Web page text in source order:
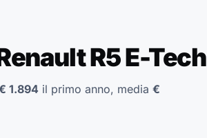
R5 E-
1.894 il primo anno, media €